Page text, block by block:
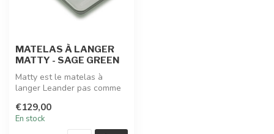
MATELAS À LANGER
MATTY - SAGE GREEN
Matty est le matelas à
langer Leander pas comme
et ...
€129,00
En stock